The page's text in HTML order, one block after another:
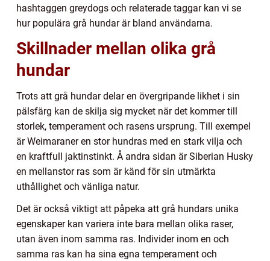
hashtaggen greydogs och relaterade taggar kan vi se
hur populära grå hundar är bland användarna.
Skillnader mellan olika grå
hundar
Trots att grå hundar delar en övergripande likhet i sin
pälsfärg kan de skilja sig mycket när det kommer till
storlek, temperament och rasens ursprung. Till exempel
är Weimaraner en stor hundras med en stark vilja och
en kraftfull jaktinstinkt. Å andra sidan är Siberian Husky
en mellanstor ras som är känd för sin utmärkta
uthållighet och vänliga natur.
Det är också viktigt att påpeka att grå hundars unika
egenskaper kan variera inte bara mellan olika raser,
utan även inom samma ras. Individer inom en och
samma ras kan ha sina egna temperament och